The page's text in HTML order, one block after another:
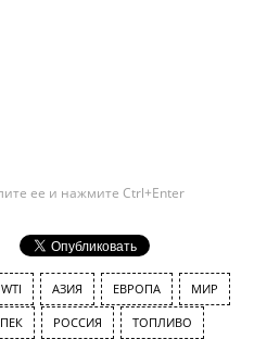
ее и нажмите Ctrl+Enter
WTI АЗИЯ ЕВРОПА МИР
РОССИЯ ТОПЛИВО